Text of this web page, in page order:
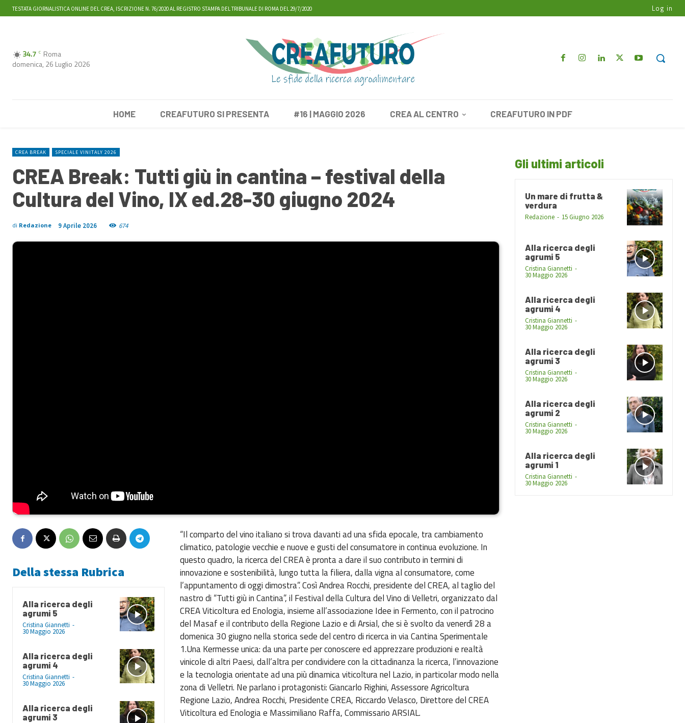
TESTATA GIORNALISTICA ONLINE DEL CREA, ISCRIZIONE N. 76/2020 AL REGISTRO STAMPA DEL TRIBUNALE DI ROMA DEL 29/7/2020 Log in
34.7 C Roma
domenica, 26 Luglio 2026
HOME CREAFUTURO SI PRESENTA #16 | MAGGIO 2026 CREA AL CENTRO CREAFUTURO IN PDF
CREA BREAK SPECIALE VINITALY 2026
CREA Break: Tutti giù in cantina – festival della
Cultura del Vino, IX ed.28-30 giugno 2024
di Redazione 9 Aprile 2026 674
Della stessa Rubrica
Alla ricerca degli
agrumi 5
Cristina Giannetti -
30 Maggio 2026
Alla ricerca degli
agrumi 4
Cristina Giannetti -
30 Maggio 2026
Alla ricerca degli
agrumi 3
“Il comparto del vino italiano si trova davanti ad una sfida epocale, tra cambiamento
climatico, patologie vecchie e nuove e gusti del consumatore in continua evoluzione. In
questo quadro, la ricerca del CREA è pronta a dare il suo contributo in termini di
innovazione e sostenibilità, lungo tutta la filiera, dalla vigna al consumatore, come
l’appuntamento di oggi dimostra”. Così Andrea Rocchi, presidente del CREA, al taglio del
nastro di “Tutti giù in Cantina”, il Festival della Cultura del Vino di Velletri, organizzato dal
CREA Viticoltura ed Enologia, insieme all’associazione Idee in Fermento, con il patrocino
del Masaf e il contributo della Regione Lazio e di Arsial, che si è svolto da venerdì 28 a
domenica 30 giugno nella storica sede del centro di ricerca in via Cantina Sperimentale
1.Una Kermesse unica: da una parte per conoscere ed apprezzare produzioni e realtà
vinicole di altri Paesi, dall’altra per condividere con la cittadinanza la ricerca, l’innovazione
e la tecnologia orientate ad una più dinamica viticoltura nel Lazio, in particolar modo nella
zona di Velletri. Ne parlano i protagonisti: Giancarlo Righini, Assessore Agricoltura
Regione Lazio, Andrea Rocchi, Presidente CREA, Riccardo Velasco, Direttore del CREA
Viticoltura ed Enologia e Massimiliano Raffa, Commissario ARSIAL.
Gli ultimi articoli
Un mare di frutta &
verdura
Redazione - 15 Giugno 2026
Alla ricerca degli
agrumi 5
Cristina Giannetti -
30 Maggio 2026
Alla ricerca degli
agrumi 4
Cristina Giannetti -
30 Maggio 2026
Alla ricerca degli
agrumi 3
Cristina Giannetti -
30 Maggio 2026
Alla ricerca degli
agrumi 2
Cristina Giannetti -
30 Maggio 2026
Alla ricerca degli
agrumi 1
Cristina Giannetti -
30 Maggio 2026